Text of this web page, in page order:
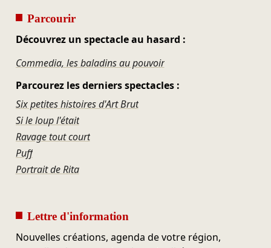
Parcourir
Découvrez un spectacle au hasard :
Commedia, les baladins au pouvoir
Parcourez les derniers spectacles :
Six petites histoires d'Art Brut
Si le loup l'était
Ravage tout court
Puff
Portrait de Rita
Lettre d'information
Nouvelles créations, agenda de votre région,